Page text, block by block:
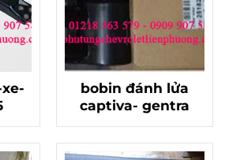
bobin đánh lửa
captiva- gentra